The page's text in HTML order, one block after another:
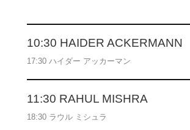
10:30 HAIDER ACKERMANN
17:30 ハイダー アッカーマン
11:30 RAHUL MISHRA
18:30 ラウル ミシュラ